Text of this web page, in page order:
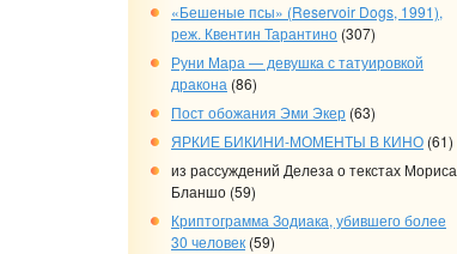
«Бешеные псы» (Reservoir Dogs, 1991),
реж. Квентин Тарантино (307)
Руни Мара — девушка с татуировкой
дракона (86)
Пост обожания Эми Экер (63)
ЯРКИЕ БИКИНИ-МОМЕНТЫ В КИНО (61)
из рассуждений Делеза о текстах Мориса
Бланшо (59)
Криптограмма Зодиака, убившего более
30 человек (59)